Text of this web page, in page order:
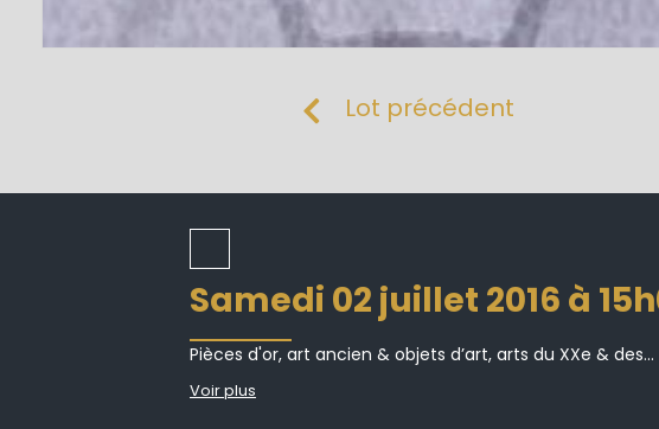
Lot précédent
samedi 02 juillet 2016 à
Pièces d'or, art ancien & objets d’art, arts du XXe & des...
Voir plus